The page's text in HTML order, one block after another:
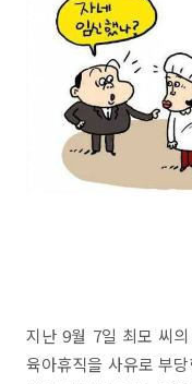
지난 9월 7일 최모 씨
육아휴직을 사유로 부